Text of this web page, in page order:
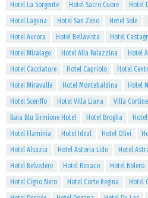
Hotel La Sorgente
Hotel Sacro Cuore Hotel
Hotel Laguna
Hotel San Zeno Hotel Sole
Hotel Aurora
Hotel Bellavista Hotel
Hotel Miralago
Hotel Alla Palazzina Hotel
Hotel Cacciatore
Hotel Capriolo Hotel
Hotel Miravalle
Hotel Montebaldina Hotel
Hotel Sceriffo
Hotel Villa Liana
Villa
Baia Blu Sirmione Hotel
Hotel Broglia
Hotel Flaminia
Hotel Ideal Hotel Olivi
Hotel Alsazia
Hotel Astoria Lido Hotel
Hotel Belvedere
Hotel Benaco Hotel Bolero
Hotel Cigno Nero
Hotel Corte Regina Hotel